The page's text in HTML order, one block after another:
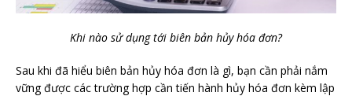
Khi nào sử dụng tới biên bản hủy hóa đơn?
Sau khi đã hiểu biên bản hủy hóa đơn là gì, bạn cần phải nắm
vững được các trường hợp cần tiến hành hủy hóa đơn kèm lập